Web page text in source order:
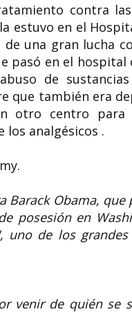
contra
estuvo en el
una gran lucha
en el hospital
de
que también era
otro centro
analgésicos .
Barack Obama,
posesión en
uno de los
venir de quién se